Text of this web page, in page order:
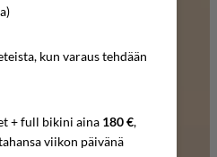
kun varaus tehdään
+ full bikini aina 180 €,
viikon päivänä